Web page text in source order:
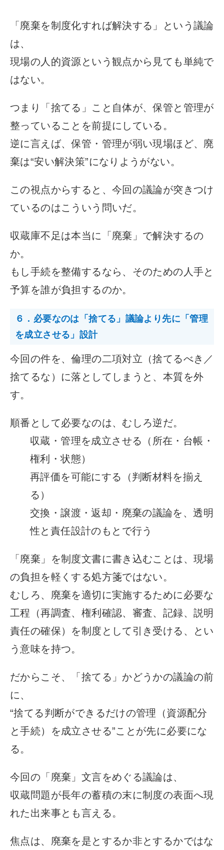
「廃棄を制度化すれば解決する」という議論
は、
現場の人的資源という観点から見ても単純で
はない。
つまり「捨てる」こと自体が、保管と管理が
整っていることを前提にしている。
逆に言えば、保管・管理が弱い現場ほど、廃
棄は“安い解決策”になりようがない。
この視点からすると、今回の議論が突きつけ
ているのはこういう問いだ。
収蔵庫不足は本当に「廃棄」で解決するの
か。
もし手続を整備するなら、そのための人手と
予算を誰が負担するのか。
６．必要なのは「捨てる」議論より先に「管理
を成立させる」設計
今回の件を、倫理の二項対立（捨てるべき／
捨てるな）に落としてしまうと、本質を外
す。
順番として必要なのは、むしろ逆だ。
収蔵・管理を成立させる（所在・台帳・
権利・状態）
再評価を可能にする（判断材料を揃え
る）
交換・譲渡・返却・廃棄の議論を、透明
性と責任設計のもとで行う
「廃棄」を制度文書に書き込むことは、現場
の負担を軽くする処方箋ではない。
むしろ、廃棄を適切に実施するために必要な
工程（再調査、権利確認、審査、記録、説明
責任の確保）を制度として引き受ける、とい
う意味を持つ。
だからこそ、「捨てる」かどうかの議論の前
に、
“捨てる判断ができるだけの管理（資源配分
と手続）を成立させる”ことが先に必要にな
る。
今回の「廃棄」文言をめぐる議論は、
収蔵問題が長年の蓄積の末に制度の表面へ現
れた出来事とも言える。
焦点は、廃棄を是とするか非とするかではな